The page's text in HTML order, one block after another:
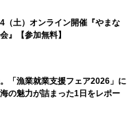
（土）オンライン開催『やまな
』【参加無料】
「漁業就業支援フェア2026」に
の魅力が詰まった1日をレポー